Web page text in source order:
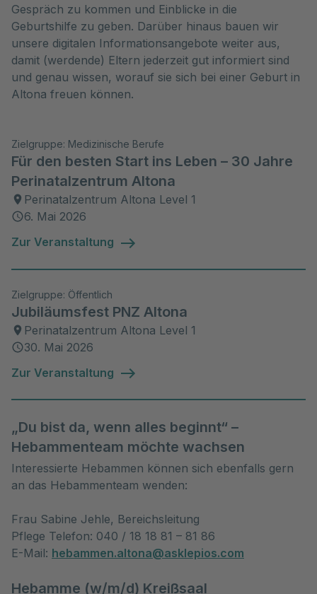
Gespräch zu kommen und Einblicke in die
Geburtshilfe zu geben. Darüber hinaus bauen wir
unsere digitalen Informationsangebote weiter aus,
damit (werdende) Eltern jederzeit gut informiert sind
und genau wissen, worauf sie sich bei einer Geburt in
Altona freuen können.
Zielgruppe: Medizinische Berufe
Für den besten Start ins Leben – 30 Jahre
Perinatalzentrum Altona
Perinatalzentrum Altona Level 1
6. Mai 2026
Zur Veranstaltung
Zielgruppe: Öffentlich
Jubiläumsfest PNZ Altona
Perinatalzentrum Altona Level 1
30. Mai 2026
Zur Veranstaltung
„Du bist da, wenn alles beginnt“ –
Hebammenteam möchte wachsen
Interessierte Hebammen können sich ebenfalls gern
an das Hebammenteam wenden:
Frau Sabine Jehle, Bereichsleitung
Pflege Telefon: 040 / 18 18 81 – 81 86
E-Mail: hebammen.altona@asklepios.com
Hebamme (w/m/d) Kreißsaal